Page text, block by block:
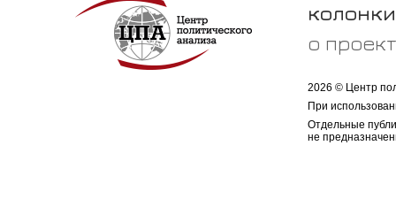
колонки
о
2026 © Центр
При
Отдельные
не